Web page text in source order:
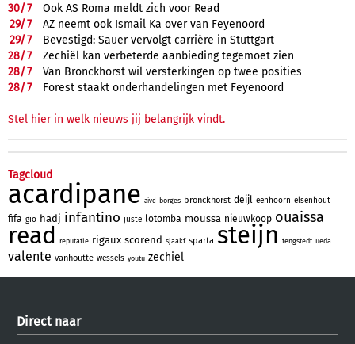
30/7
Ook AS Roma meldt zich voor Read
29/7
AZ neemt ook Ismail Ka over van Feyenoord
29/7
Bevestigd: Sauer vervolgt carrière in Stuttgart
28/7
Zechiël kan verbeterde aanbieding tegemoet zien
28/7
Van Bronckhorst wil versterkingen op twee posities
28/7 Forest staakt onderhandelingen met Feyenoord
Stel hier in welk nieuws jij belangrijk vindt.
Tagcloud
acardipane aivd borges bronckhorst deijl eenhoorn elsenhout
fifa gio hadj infantino juste lotomba moussa nieuwkoop ouaissa
read reputatie rigaux scorend sjaakf sparta steijn tengstedt ueda
valente vanhoutte wessels youtu zechiel
Direct naar